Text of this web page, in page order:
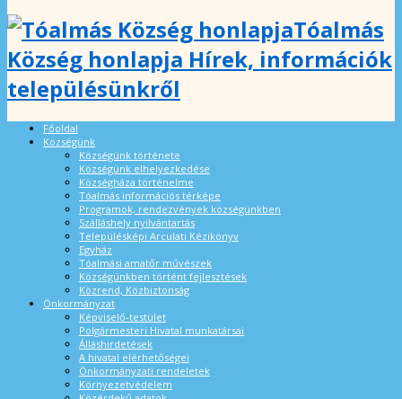
Tóalmás
Község honlapja Hírek, információk
településünkről
Főoldal
Községünk
Községünk története
Községünk elhelyezkedése
Községháza történelme
Tóalmás információs térképe
Programok, rendezvények községünkben
Szálláshely nyilvántartás
Településképi Arculati Kézikönyv
Egyház
Tóalmási amatőr művészek
Községünkben történt fejlesztések
Közrend, Közbiztonság
Önkormányzat
Képviselő-testület
Polgármesteri Hivatal munkatársai
Álláshirdetések
A hivatal elérhetőségei
Önkormányzati rendeletek
Környezetvédelem